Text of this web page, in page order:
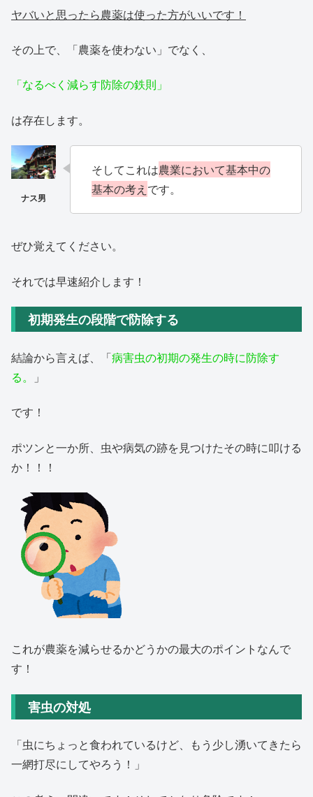
ヤバいと思ったら農薬は使った方がいいです！
その上で、「農薬を使わない」でなく、
「なるべく減らす防除の鉄則」
は存在します。
そしてこれは農業において基本中の
基本の考え です。
ぜひ覚えてください。
それでは早速紹介します！
初期発生の段階で防除する
結論から言えば、「病害虫の初期の発生の時に防除す
る。
」
です！
ポツンと一か所、虫や病気の跡を見つけたその時に叩ける
か！！！
これが農薬を減らせるかどうかの最大のポイントなんで
す！
害虫の対処
「虫にちょっと食われているけど、もう少し湧いてきたら
一網打尽にしてやろう！」